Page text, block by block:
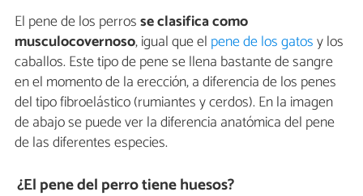
El pene de los perrosse clasifica como
musculocovernoso, igual que el pene de los gatosy los
caballos. Este tipo de pene se llena bastante de sangre
en el momento de la erección, a diferencia de los penes
del tipo fibroelástico (rumiantes y cerdos). En la imagen
de abajo se puede ver la diferencia anatómica del pene
de las diferentes especies.
¿El pene del perro tiene huesos?